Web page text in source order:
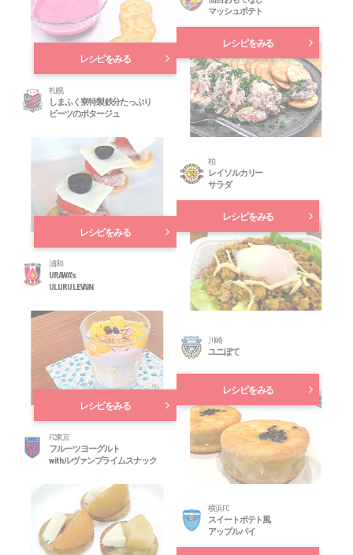
札幌
しまふく寮特製 鉄分たっぷり
ビーツのポタージュ
レシピをみる
マッシュポテト
レシピをみる
浦和
URAWA's
ULURU LEVAIN
レシピをみる
柏
レイソルカリー
サラダ
レシピをみる
FC東京
フルーツヨーグルト
withルヴァンプライムスナック
レシピをみる
川崎
ユニぽて
レシピをみる
横浜FC
スイートポテト風
アップルパイ